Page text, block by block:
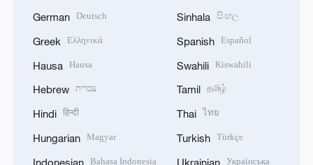
German Deutsch
Greek Ελληνικά
Hausa Hausa
Hebrew עברית
Hindi हिन्दी
Hungarian Magyar
Indonesian Bahasa Indonesia
Sinhala සිංහල
Spanish Español
Swahili Kiswahili
Tamil தமிழ்
Thai ไทย
Turkish Türkçe
Ukrainian Українська